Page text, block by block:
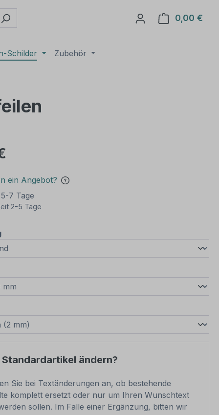
0,00 €
Schilder Zubehör
ein Angebot?
7 Tage
2-5 Tage
auswählen
Standardartikel ändern?
Sie bei Textänderungen an, ob bestehende
komplett ersetzt oder nur um Ihren Wunschtext
sollen. Im Falle einer Ergänzung, bitten wir